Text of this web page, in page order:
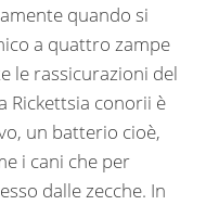
quando si
a quattro zampe
le rassicurazioni del
Rickettsia conorii è
un batterio cioè,
i cani che per
dalle zecche. In